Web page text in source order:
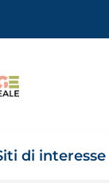
di interesse